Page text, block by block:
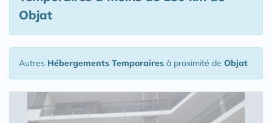
Objat
Autres Hébergements Temporaires à proximité de Objat